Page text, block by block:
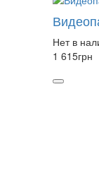
Нет в
1 615грн